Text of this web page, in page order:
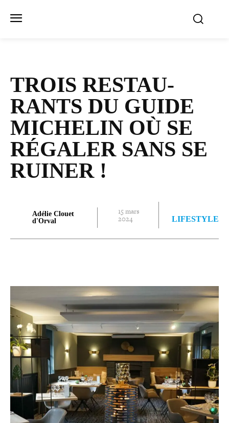
TROIS RES­TAU­
RANTS DU GUIDE
MICHELIN OÙ SE
RÉGALER SANS SE
RUINER !
Adélie Clouet
d'Orval
15 mars
2024 LIFESTYLE